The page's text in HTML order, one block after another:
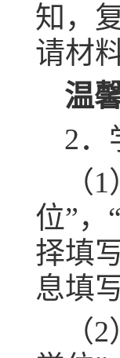
知，
请材
温
2．
（
位”，
择填
息填
（